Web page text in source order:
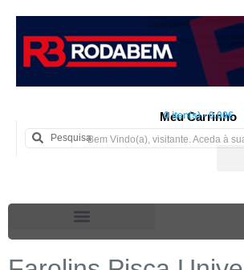
Meu Carrinho
0 iten(s) - 0.00€
Bem Vindo(a), visitante. Aceda à